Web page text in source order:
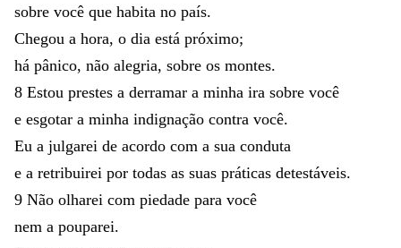
sobre você que habita no país.
Chegou a hora, o dia está próximo;
há pânico, não alegria, sobre os montes.
8 Estou prestes a derramar a minha ira sobre você
e esgotar a minha indignação contra você.
Eu a julgarei de acordo com a sua conduta
e a retribuirei por todas as suas práticas detestáveis.
9 Não olharei com piedade para você
nem a pouparei.